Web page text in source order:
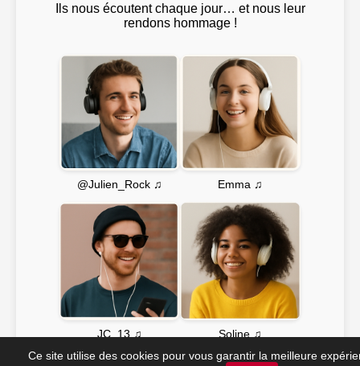
Ils nous écoutent chaque jour… et nous leur
rendons hommage !
@Julien_Rock ♫ Emma ♫
JC_13 ♫ Soline ♫
Ce site utilise des cookies pour vous garantir la meilleure